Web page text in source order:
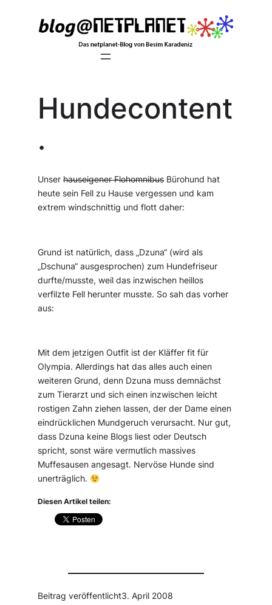
Hundecontent
.
Unserhauseigener Flohomnibus Bürohund hat
heute sein Fell zu Hause vergessen und kam
extrem windschnittig und flott daher:
Grund ist natürlich, dass „Dzuna“ (wird als
„Dschuna“ ausgesprochen) zum Hundefriseur
durfte/musste, weil das inzwischen heillos
verfilzte Fell herunter musste. So sah das vorher
aus:
Mit dem jetzigen Outfit ist der Kläffer fit für
Olympia. Allerdings hat das alles auch einen
weiteren Grund, denn Dzuna muss demnächst
zum Tierarzt und sich einen inzwischen leicht
rostigen Zahn ziehen lassen, der der Dame einen
eindrücklichen Mundgeruch verursacht. Nur gut,
dass Dzuna keine Blogs liest oder Deutsch
spricht, sonst wäre vermutlich massives
Muffesausen angesagt. Nervöse Hunde sind
unerträglich.
Diesen Artikel teilen:
Beitrag veröffentlicht3. April 2008